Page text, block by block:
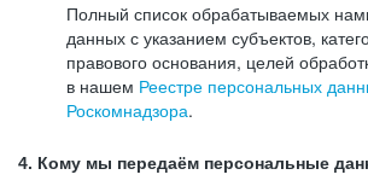
Полный список обрабатываемых
данных с указанием субъектов,
правового основания, целей
в нашем Реестре персональных
Роскомнадзора.
4. Кому мы передаём персональные